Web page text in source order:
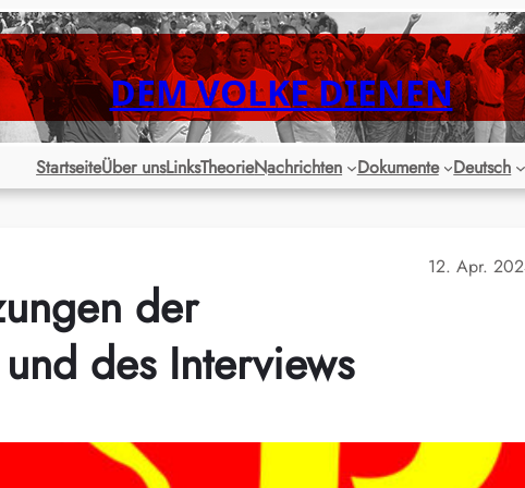
DEM VOLKE DIENEN
StartseiteÜber unsLinksTheorieNachrichten Dokumente Deutsch
12. Apr.
der
des Interviews